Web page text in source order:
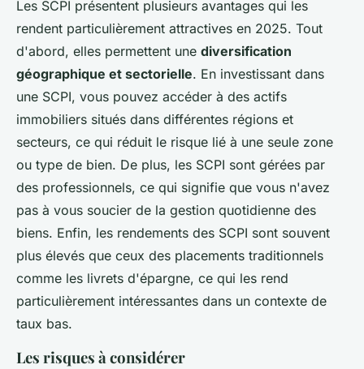
Les SCPI présentent plusieurs avantages qui les
rendent particulièrement attractives en 2025. Tout
d'abord, elles permettent une diversification
géographique et sectorielle. En investissant dans
une SCPI, vous pouvez accéder à des actifs
immobiliers situés dans différentes régions et
secteurs, ce qui réduit le risque lié à une seule zone
ou type de bien. De plus, les SCPI sont gérées par
des professionnels, ce qui signifie que vous n'avez
pas à vous soucier de la gestion quotidienne des
biens. Enfin, les rendements des SCPI sont souvent
plus élevés que ceux des placements traditionnels
comme les livrets d'épargne, ce qui les rend
particulièrement intéressantes dans un contexte de
taux bas.
Les risques à considérer